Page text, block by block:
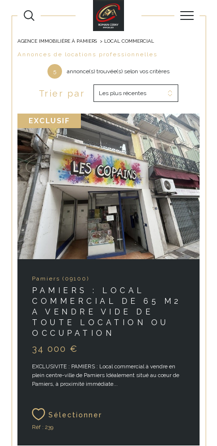
AGENCE IMMOBILIÈRE À PAMIERS LOCAL COMMERCIAL
Annonces de locations professionnelles
5 annonce(s) trouvée(s) selon vos critères
Trier par Les plus récentes
Pamiers (09100)
PAMIERS : LOCAL
COMMERCIAL DE 65 M2
A VENDRE VIDE DE
TOUTE LOCATION OU
OCCUPATION
34 000 €
EXCLUSIVITE : PAMIERS : Local commercial à vendre en
plein centre-ville de Pamiers Idéalement situé au cœur de
Pamiers, à proximité immédiate...
Sélectionner
Réf : 239
EXCLUSIF